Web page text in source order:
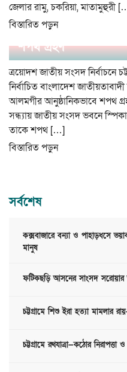
জেলার রামু, চকরিয়া, মাতামুহুরী
বিস্তারিত পড়ুন
ফটিকছড়ি আসনের
শপথ গ্রহণ
ত্রয়োদশ জাতীয় সংসদ নির্বাচনে
নির্বাচিত বাংলাদেশ
আলমগীর আনুষ্ঠানিকভাবে শপথ
সন্ধ্যায় জাতীয় সংসদ ভবনে
তাকে শপথ […]
বিস্তারিত পড়ুন
সর্বশেষ
কক্সবাজারে বন্যা ও পাহাড়ধসে
মানুষ
ফটিকছড়ি আসনের সাংসদ
চট্টগ্রামে শিশু ইরা হত্যা মামলার
চট্টগ্রামে রথযাত্রা—কঠোর নিরাপত্তা